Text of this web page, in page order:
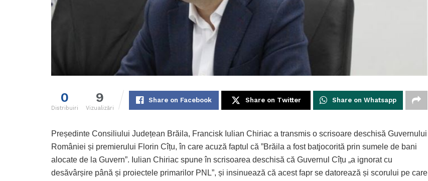
0
Distribuiri
9
Vizualizări
Share on Facebook Share on Twitter Share on Whatsapp
Președinte Consiliului Județean Brăila, Francisk Iulian Chiriac a transmis o scrisoare deschisă Guvernului
României și premierului Florin Cîțu, în care acuză faptul că ”Brăila a fost batjocorită prin sumele de bani
alocate de la Guvern”. Iulian Chiriac spune în scrisoarea deschisă că Guvernul Cîțu „a ignorat cu
desăvârșire până și proiectele primarilor PNL”, și insinuează că acest fapr se datorează și scorului pe care